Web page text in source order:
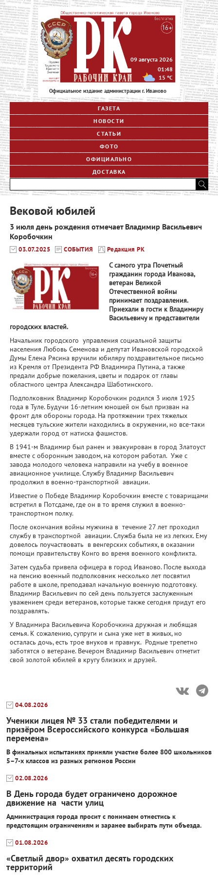
Официальное издание администрации г. Иваново
09 августа 2026
01:48
15 °C
ГАЗЕТА
НОВОСТИ
СТАТЬИ
ФОТО
ОФИЦИАЛЬНО
ДОСТАВКА
Вековой юбилей
3 июля день рождения отмечает Владимир Васильевич
Коробочкин
03.07.2025 СОБЫТИЯ Редакция РК
С самого утра Почетный
гражданин города Иванова,
ветеран Великой
Отечественной войны
принимает поздравления.
Приехали в гости к Владимиру
Васильевичу и представители
городских властей.
Начальник городского управления социальной защиты
населения Любовь Семенова и депутат Ивановской городской
Думы Елена Рясина вручили юбиляру поздравительное письмо
из Кремля от Президента РФ Владимира Путина, а также
предали добрые пожелания, цветы и подарок от главы
областного центра Александра Шаботинского.
Подполковник Владимир Коробочкин родился 3 июля 1925
года в Туле. Будучи 16-летним юношей он был призван на
фронт для обороны города. На протяжении трех тяжелых
месяцев тульские жители находились в окружении, но все-таки
удержали город от натиска фашистов.
В 1941-м Владимир был ранен и эвакуирован в город Златоуст
вместе с оборонным заводом, на котором работал. Уже с
завода молодого человека направили на учебу в военное
авиационное училище. Службу Владимир Васильевич
продолжил в военно-транспортной авиации.
Известие о Победе Владимир Коробочкин вместе с товарищами
встретил в Потсдаме, где он в то время служил в военно-
транспортном полку.
После окончания войны мужчина в течение 27 лет проходил
службу в транспортной авиации. Служба была не из легких. Ему
довелось поучаствовать в венгерских событиях, в оказании
помощи правительству Конго во время военного конфликта.
Затем судьба привела офицера в город Иваново. После выхода
на пенсию военный подполковник несколько лет посвятил
работе в школе, преподавал начальную военную подготовку.
Владимир Васильевич по сей день пользуется заслуженным
уважением среди ветеранов, которые также сегодня придут его
поздравлять.
У Владимира Васильевича Коробочкина дружная и любящая
семья. К сожалению, супруги и сына уже нет в живых, но
осталась дочь, есть трое внуков и правнук. Родные трепетно
заботятся о ветеране. Вечером Владимир Васильевич отметит
свой золотой юбилей в кругу близких и друзей.
04.08.2026
Ученики лицея № 33 стали победителями и
призёром Всероссийского конкурса «Большая
перемена»
В финальных испытаниях приняли участие более 800 школьников
5–7-х классов из разных регионов России
02.08.2026
В День города будет ограничено дорожное
движение на части улиц
Администрация города просит с понимаем отнестись к
предстоящим ограничениям и заранее выбирать пути объезда.
01.08.2026
«Светлый двор» охватил десять городских
территорий